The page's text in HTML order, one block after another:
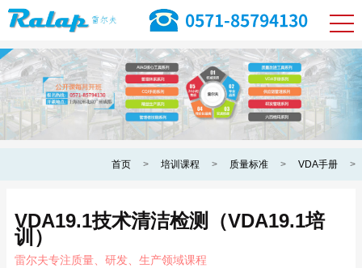
首页 > 培训课程 > 质量标准 > VDA手册 >
VDA19.1技术清洁检测（VDA19.1培
训）
雷尔夫专注质量、研发、生产领域课程